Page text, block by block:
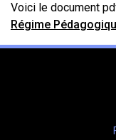
Voici le document
Régime